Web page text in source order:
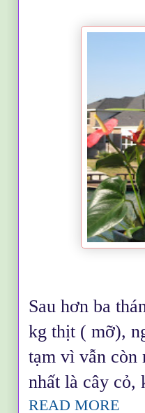
Sau hơn ba
kg thịt ( mỡ),
tạm vì vẫn còn
nhất là cây cỏ,
READ MORE